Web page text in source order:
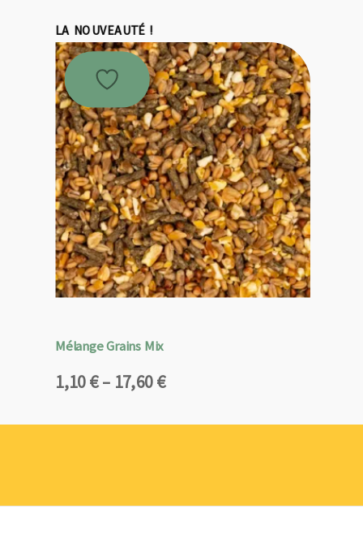
19,95 €.
17,96 €.
LA NOUVEAUTÉ !
Mélange Grains Mix
1,10€– 17,60€
Plage
prix :